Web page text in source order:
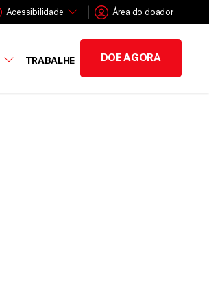
Acessibilidade Área do doador
TRABALHE DOE AGORA